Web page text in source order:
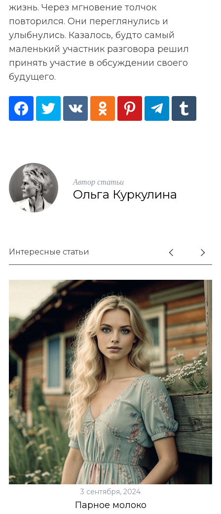
жизнь. Через мгновение толчок
повторился. Они переглянулись и
улыбнулись. Казалось, будто самый
маленький участник разговора решил
принять участие в обсуждении своего
будущего.
Автор статьи
Ольга Куркулина
Интересные статьи
3 сентября, 2024
Парное молоко